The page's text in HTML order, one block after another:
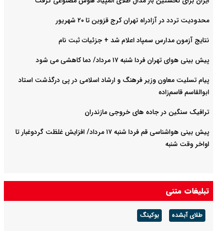
محدودیت تردد در آزادراه تهران کرج قزوین تا ۲۰ شهریور
نتایج آزمون مدارس سمپاد اعلام شد + جزئیات ثبت نام
پیش بینی هوای تهران فردا شنبه ۱۷ مرداد/ دما کاهشی می شود
پیام تسلیت معاون وزیر فرهنگ و ارشاد اسلامی در پی درگذشت استاد
ابوالقاسم قاسم‌زاده
ترافیک سنگین در جاده های خروجی مازندران
پیش بینی هواشناسی قم فردا شنبه ۱۷ مرداد/ افزایش غلظت گردوغبار تا
اواخر وقت شنبه
تبلیغات متنی
طلای آبشده بوکینگ